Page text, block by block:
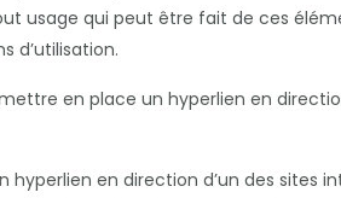
usage qui peut être fait de ces
d’utilisation.
en place un hyperlien en
en direction d’un des sites